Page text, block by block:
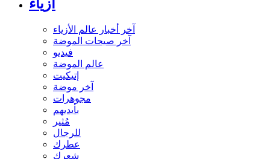
أزياء
آخر أخبار عالم الأزياء
آخر صيحات الموضة
فيديو
عالم الموضة
إتيكيت
آخر موضة
مجوهرات
بأيديهم
مُثير
للرجال
عطرك
شعرك